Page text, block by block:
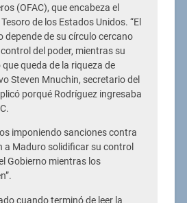
(OFAC), que encabeza el
de los Estados Unidos. “El
depende de su círculo cercano
del poder, mientras su
queda de la riqueza de
Steven Mnuchin, secretario del
porqué Rodríguez ingresaba
imponiendo sanciones contra
a Maduro solidificar su control
Gobierno mientras los
cuando terminó de leer la